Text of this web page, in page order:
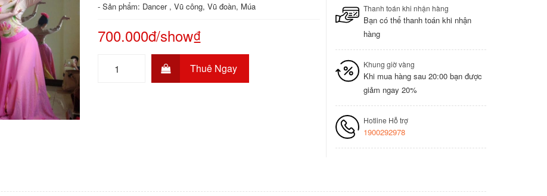
- Sản phẩm: Dancer , Vũ công, Vũ đoàn, Múa
700.000đ/show₫
Thuê Ngay
Thanh toán khi nhận hàng
Bạn có thể thanh toán khi nhận
hàng
Khung giờ vàng
Khi mua hàng sau 20:00 bạn được
giảm ngay 20%
Hotline Hỗ trợ
1900292978